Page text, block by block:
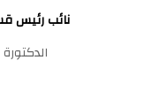
نائب رئيس